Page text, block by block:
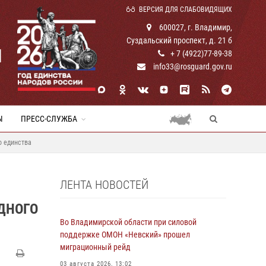
ВЕРСИЯ ДЛЯ СЛАБОВИДЯЩИХ
600027, г. Владимир,
Суздальский проспект, д. 21 б
+ 7 (4922)77-89-38
info33@rosguard.gov.ru
ПРЕСС-СЛУЖБА
единства
ЛЕНТА НОВОСТЕЙ
Во Владимирской области при силовой
поддержке ОМОН «Невский» прошел
миграционный рейд
03 августа 2026, 13:02